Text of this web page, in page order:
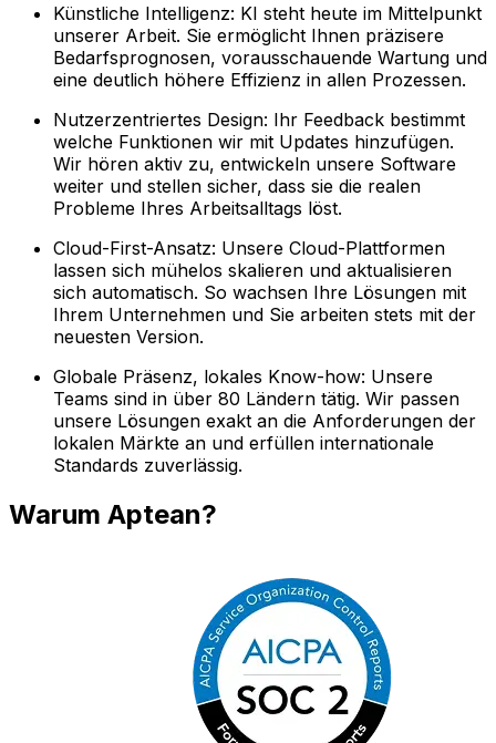
Künstliche Intelligenz: KI steht heute im Mittelpunkt
unserer Arbeit. Sie ermöglicht Ihnen präzisere
Bedarfsprognosen, vorausschauende Wartung und
eine deutlich höhere Effizienz in allen Prozessen.
Nutzerzentriertes Design: Ihr Feedback bestimmt
welche Funktionen wir mit Updates hinzufügen.
Wir hören aktiv zu, entwickeln unsere Software
weiter und stellen sicher, dass sie die realen
Probleme Ihres Arbeitsalltags löst.
Cloud-First-Ansatz: Unsere Cloud-Plattformen
lassen sich mühelos skalieren und aktualisieren
sich automatisch. So wachsen Ihre Lösungen mit
Ihrem Unternehmen und Sie arbeiten stets mit der
neuesten Version.
Globale Präsenz, lokales Know-how: Unsere
Teams sind in über 80 Ländern tätig. Wir passen
unsere Lösungen exakt an die Anforderungen der
lokalen Märkte an und erfüllen internationale
Standards zuverlässig.
Warum Aptean?